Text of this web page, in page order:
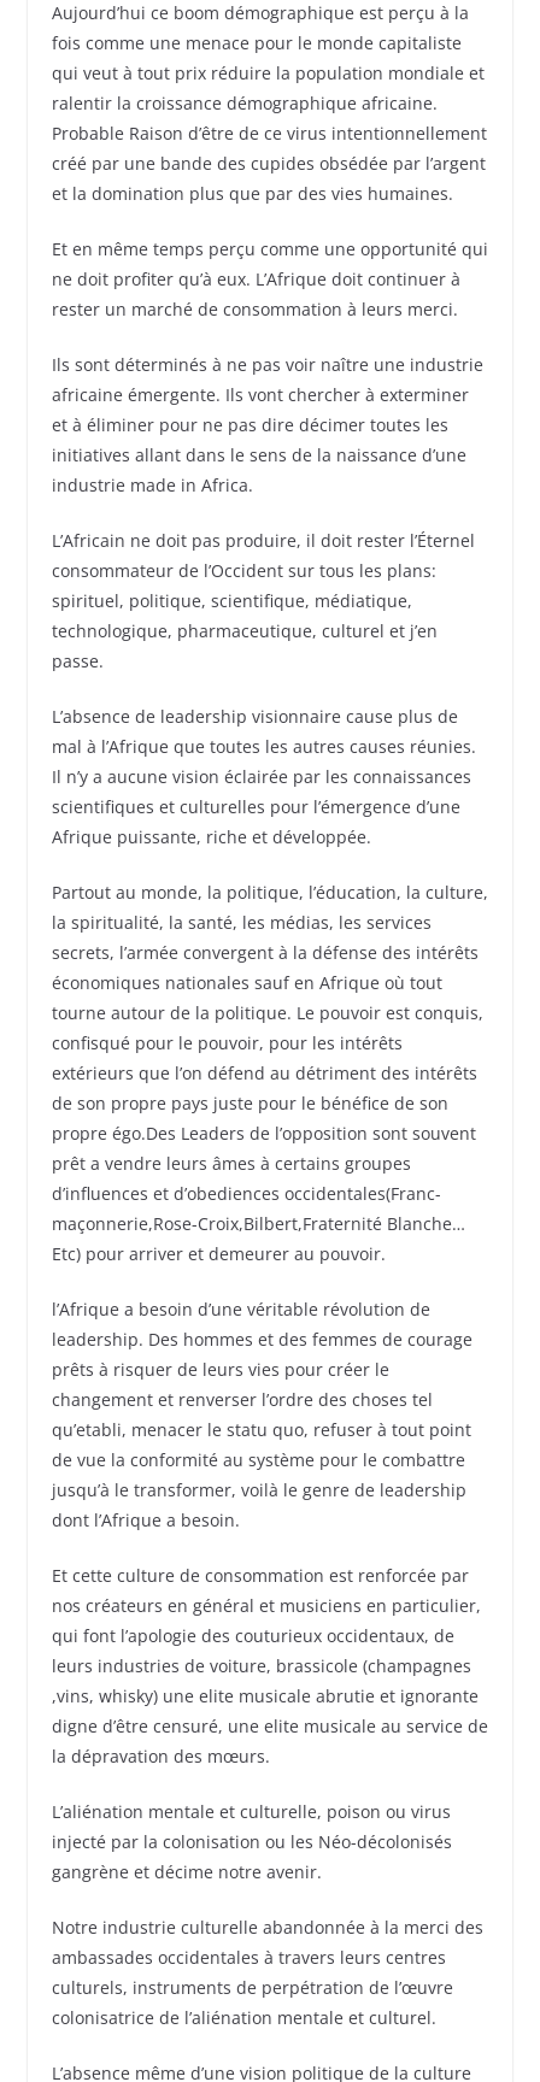
Aujourd’hui ce boom démographique est perçu à la
fois comme une menace pour le monde capitaliste
qui veut à tout prix réduire la population mondiale et
ralentir la croissance démographique africaine.
Probable Raison d’être de ce virus intentionnellement
créé par une bande des cupides obsédée par l’argent
et la domination plus que par des vies humaines.
Et en même temps perçu comme une opportunité qui
ne doit profiter qu’à eux. L’Afrique doit continuer à
rester un marché de consommation à leurs merci.
Ils sont déterminés à ne pas voir naître une industrie
africaine émergente. Ils vont chercher à exterminer
et à éliminer pour ne pas dire décimer toutes les
initiatives allant dans le sens de la naissance d’une
industrie made in Africa.
L’Africain ne doit pas produire, il doit rester l’Éternel
consommateur de l’Occident sur tous les plans:
spirituel, politique, scientifique, médiatique,
technologique, pharmaceutique, culturel et j’en
passe.
L’absence de leadership visionnaire cause plus de
mal à l’Afrique que toutes les autres causes réunies.
Il n’y a aucune vision éclairée par les connaissances
scientifiques et culturelles pour l’émergence d’une
Afrique puissante, riche et développée.
Partout au monde, la politique, l’éducation, la culture,
la spiritualité, la santé, les médias, les services
secrets, l’armée convergent à la défense des intérêts
économiques nationales sauf en Afrique où tout
tourne autour de la politique. Le pouvoir est conquis,
confisqué pour le pouvoir, pour les intérêts
extérieurs que l’on défend au détriment des intérêts
de son propre pays juste pour le bénéfice de son
propre égo.Des Leaders de l’opposition sont souvent
prêt a vendre leurs âmes à certains groupes
d’influences et d’obediences occidentales(Franc-
maçonnerie,Rose-Croix,Bilbert,Fraternité Blanche…
Etc) pour arriver et demeurer au pouvoir.
l’Afrique a besoin d’une véritable révolution de
leadership. Des hommes et des femmes de courage
prêts à risquer de leurs vies pour créer le
changement et renverser l’ordre des choses tel
qu’etabli, menacer le statu quo, refuser à tout point
de vue la conformité au système pour le combattre
jusqu’à le transformer, voilà le genre de leadership
dont l’Afrique a besoin.
Et cette culture de consommation est renforcée par
nos créateurs en général et musiciens en particulier,
qui font l’apologie des couturieux occidentaux, de
leurs industries de voiture, brassicole (champagnes
,vins, whisky) une elite musicale abrutie et ignorante
digne d’être censuré, une elite musicale au service de
la dépravation des mœurs.
L’aliénation mentale et culturelle, poison ou virus
injecté par la colonisation ou les Néo-décolonisés
gangrène et décime notre avenir.
Notre industrie culturelle abandonnée à la merci des
ambassades occidentales à travers leurs centres
culturels, instruments de perpétration de l’œuvre
colonisatrice de l’aliénation mentale et culturel.
L’absence même d’une vision politique de la culture